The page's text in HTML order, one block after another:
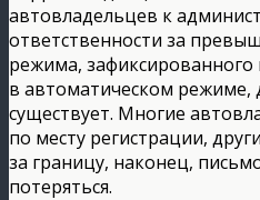
автовладельцев к
ответственности за
режима,
в автоматическом режиме,
существует. Многие
по месту регистрации,
за границу, наконец,
потеряться.